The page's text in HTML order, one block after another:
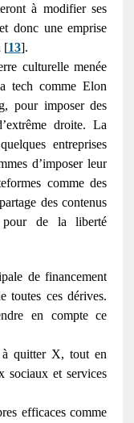
à modifier ses
donc une emprise
[13].
culturelle menée
tech comme Elon
pour imposer des
droite. La
entreprises
d’imposer leur
comme des
des contenus
pour de la liberté
de financement
toutes ces dérives.
en compte ce
à quitter X, tout en
sociaux et services
efficaces comme